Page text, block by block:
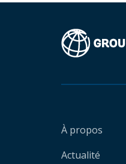
À propos
Actualité